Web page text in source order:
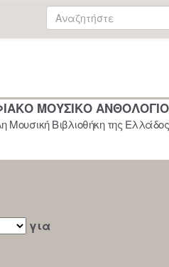
ΜΟΥΣΙΚΟ ΑΝΘΟΛΟΓΙΟ
Βιβλιοθήκη της
για